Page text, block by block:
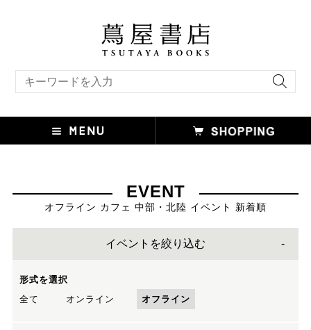
EVENT
オフライン カフェ 中部・北陸 イベント 新着順
イベントを絞り込む
形式を選択
全て
オンライン オフライン